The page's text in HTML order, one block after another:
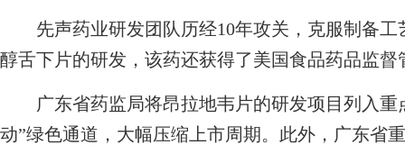
先声药业研发团队历经10年攻关，克服制备工
醇舌下片的研发，该药还获得了美国食品药品监督
广东省药监局将昂拉地韦片的研发项目列入重
动”绿色通道，大幅压缩上市周期。此外，广东省